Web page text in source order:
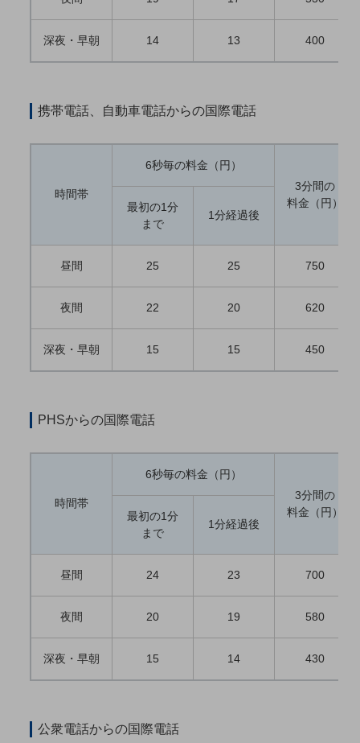
運用管理
課題・ニーズで探すTOP
コミュニケーション・情報共有
業務効率化
職場環境整備
地域共創・地方創生
業種・業態で探すTOP
モビリティ
深夜・早朝 14 13 400
携帯電話、自動車電話からの国際電話
時間帯
6秒毎の料金（円）
3分間の
料金（円）
最初の1分
まで
1分経過後
昼間 25 25 750
夜間 22 20 620
深夜・早朝 15 15 450
PHSからの国際電話
時間帯
6秒毎の料金（円）
3分間の
料金（円）
最初の1分
まで
1分経過後
昼間 24 23 700
夜間 20 19 580
深夜・早朝 15 14 430
公衆電話からの国際電話